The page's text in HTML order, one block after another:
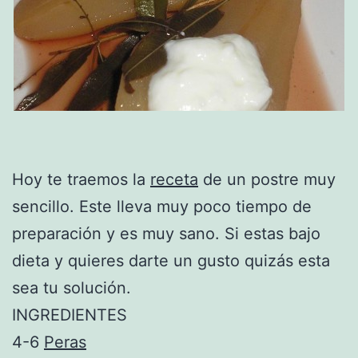
Hoy te traemos la receta de un postre muy
sencillo. Este lleva muy poco tiempo de
preparación y es muy sano. Si estas bajo
dieta y quieres darte un gusto quizás esta
sea tu solución.
INGREDIENTES
4-6 Peras